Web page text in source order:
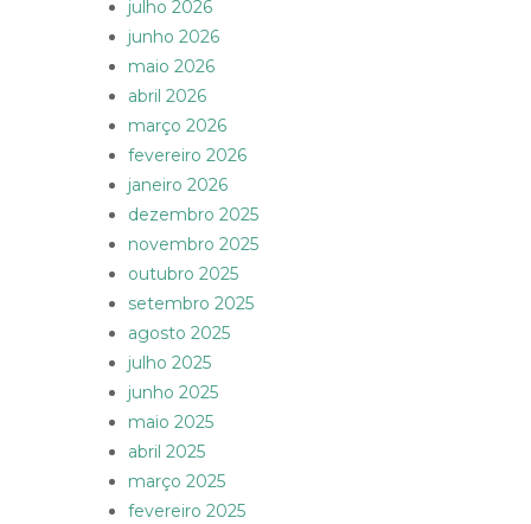
julho 2026
junho 2026
maio 2026
abril 2026
março 2026
fevereiro 2026
janeiro 2026
dezembro 2025
novembro 2025
outubro 2025
setembro 2025
agosto 2025
julho 2025
junho 2025
maio 2025
abril 2025
março 2025
fevereiro 2025